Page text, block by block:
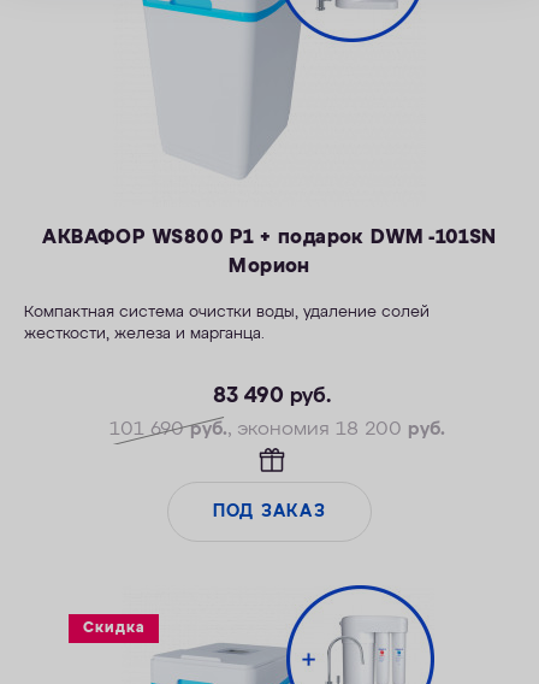
АКВАФОР WS800 P1 + подарок DWM -101SN
Морион
Компактная система очистки воды, удаление солей
жесткости, железа и марганца.
— Максимальная удаляемая жесткость — 28 мг-экв/л
— Максимальная удаляемая концентрация железа — 12 мг/л
— Максимальная удаляемая концентрация растворенного
— Объем воды/соли на регенерацию от 43 литров / 0,8 кг
— Удаляет сероводород до 1 мг/л
83 490 руб.
101 690руб., экономия 18 200 руб.
ПОД ЗАКАЗ
Скидка